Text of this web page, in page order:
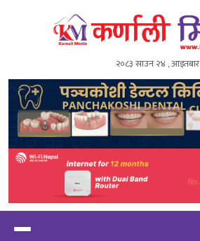
२०८३ साउन २४ , आइतबार